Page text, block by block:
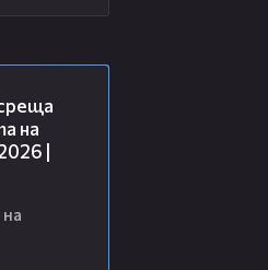
на
|